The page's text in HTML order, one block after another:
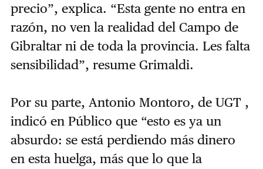
precio”, explica. “Esta gente no entra en
razón, no ven la realidad del Campo de
Gibraltar ni de toda la provincia. Les falta
sensibilidad”, resume Grimaldi.
Por su parte, Antonio Montoro, de UGT ,
indicó en Público que “esto es ya un
absurdo: se está perdiendo más dinero
en esta huelga, más que lo que la